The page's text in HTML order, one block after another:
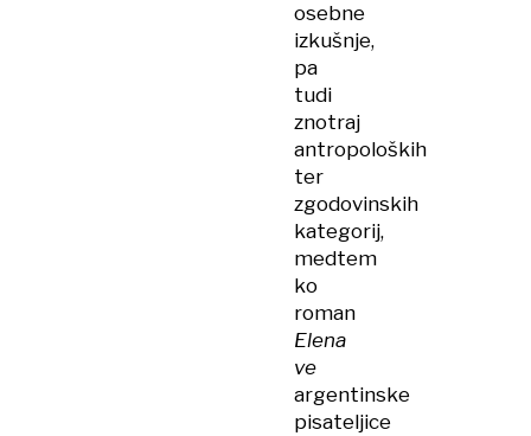
osebne
izkušnje,
pa
tudi
znotraj
antropoloških
ter
zgodovinskih
kategorij,
medtem
ko
roman
Elena
ve
argentinske
pisateljice